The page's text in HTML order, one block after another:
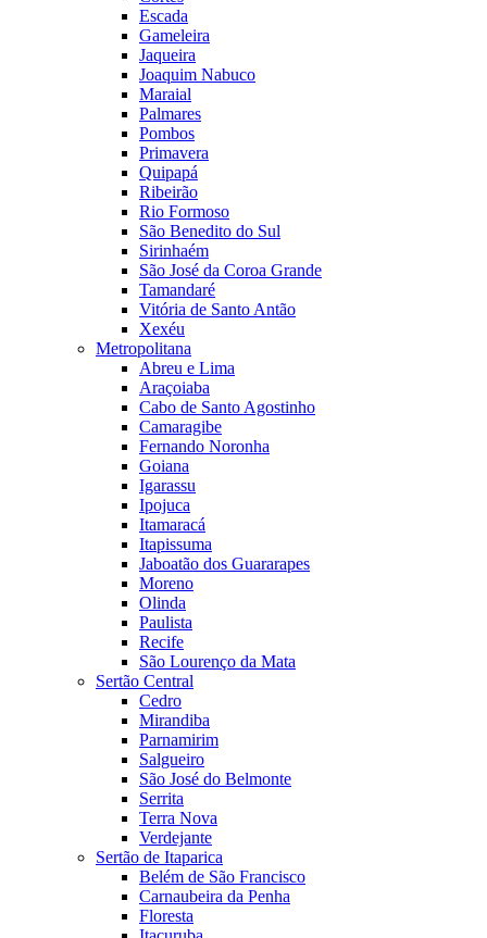
Escada
Gameleira
Jaqueira
Joaquim Nabuco
Maraial
Palmares
Pombos
Primavera
Quipapá
Ribeirão
Rio Formoso
São Benedito do Sul
Sirinhaém
São José da Coroa Grande
Tamandaré
Vitória de Santo Antão
Xexéu
Metropolitana
Abreu e Lima
Araçoiaba
Cabo de Santo Agostinho
Camaragibe
Fernando Noronha
Goiana
Igarassu
Ipojuca
Itamaracá
Itapissuma
Jaboatão dos Guararapes
Moreno
Olinda
Paulista
Recife
São Lourenço da Mata
Sertão Central
Cedro
Mirandiba
Parnamirim
Salgueiro
São José do Belmonte
Serrita
Terra Nova
Verdejante
Sertão de Itaparica
Belém de São Francisco
Carnaubeira da Penha
Floresta